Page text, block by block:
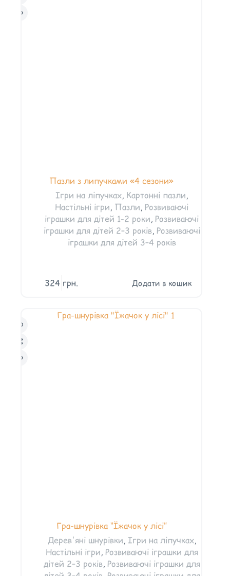
Пазли з липучками «4 сезони»
Ігри на ліпучках, Картонні пазли,
Настільні ігри, Пазли, Розвиваючі
іграшки для дітей 1-2 роки, Розвиваючі
іграшки для дітей 2–3 років, Розвиваючі
іграшки для дітей 3–4 років
324 грн. Додати в кошик
Гра-шнурівка “Їжачок у лісі”
Дерев'яні шнурівки, Ігри на ліпучках,
Настільні ігри, Розвиваючі іграшки для
дітей 2–3 років, Розвиваючі іграшки для